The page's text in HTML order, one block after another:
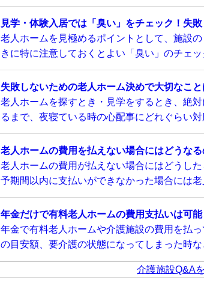
見学・体験入居では「臭い」をチェック！失
老人ホームを見極めるポイントとして、施設
きに特に注意しておくとよい「臭い」のチェ
失敗しないための老人ホーム決めで大切なこ
老人ホームを探すとき・見学をするとき、絶
るまで、夜寝ている時の心配事にどれぐらい
老人ホームの費用を払えない場合にはどうな
老人ホームの費用が払えない場合にはどうし
予期間以内に支払いができなかった場合には
年金だけで有料老人ホームの費用支払いは可能
年金で有料老人ホームや介護施設の費用を払
の目安額、要介護の状態になってしまった時
介護施設Q&A